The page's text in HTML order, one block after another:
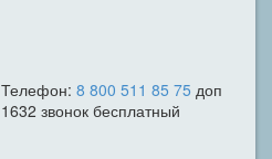
Телефон: 8 800 511 85 75 доп
1632 звонок бесплатный